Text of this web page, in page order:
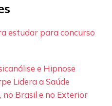
estudar para concurso
e Hipnose
Lidera a Saúde
no Brasil e no Exterior